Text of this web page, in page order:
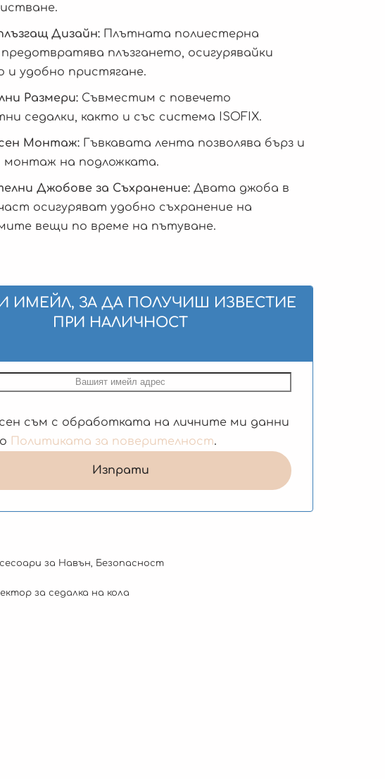
Дизайн:Плътната полиестерна
плъзгането, осигурявайки
и удобно пристягане.
Размери:Съвместим с повечето
седалки, както и със система ISOFIX.
Монтаж:Гъвкавата лента позволява бърз и
монтаж на подложката.
Джобове за Съхранение:Двата джоба в
осигуряват удобно съхранение на
вещи по време на пътуване.
ИМЕЙЛ, ЗА ДА ПОЛУЧИШ ИЗВЕСТИЕ
ПРИ НАЛИЧНОСТ
съм с обработката на личните ми данни
Политиката за поверителност.
за Навън Безопасност
за седалка на кола